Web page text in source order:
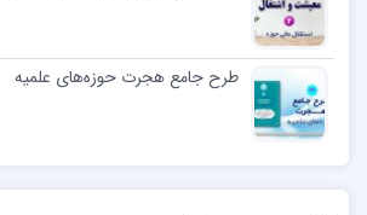
طرح جامع هجرت حوزه‌های علمیه